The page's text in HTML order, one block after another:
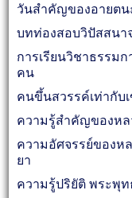
วันสำคัญของอายต
บทท่องสอบวิปัสสนา
การเรียนวิชาธรรม
คน
คนขึ้นสวรรค์เท่ากับ
ความรู้สำคัญของห
ความอัศจรรย์ของห
ยา
ความรู้ปริยัติ พระพุ